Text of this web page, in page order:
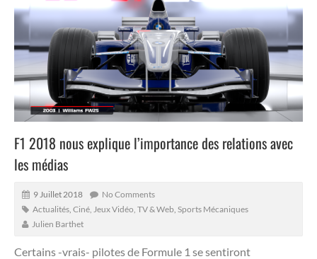
F1 2018 nous explique l’importance des relations avec
les médias
9 Juillet 2018
No Comments
Actualités Ciné, Jeux Vidéo, TV & Web Sports Mécaniques
Julien Barthet
Certains -vrais- pilotes de Formule 1 se sentiront